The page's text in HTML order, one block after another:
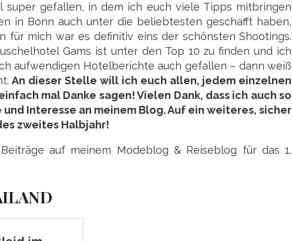
gefallen, in dem ich euch viele Tipps mitbringen
in Bonn auch unter die beliebtesten geschafft haben,
mich war es definitiv eins der schönsten Shootings.
Gams ist unter den Top 10 zu finden und ich
aufwendigen Hotelberichte auch gefallen – dann weiß
An dieser Stelle will ich euch allen, jedem einzelnen
mal Danke sagen! Vielen Dank, dass ich auch so
Interesse an meinem Blog. Auf ein weiteres, sicher
zweites Halbjahr!
auf meinem Modeblog & Reiseblog für das 1.